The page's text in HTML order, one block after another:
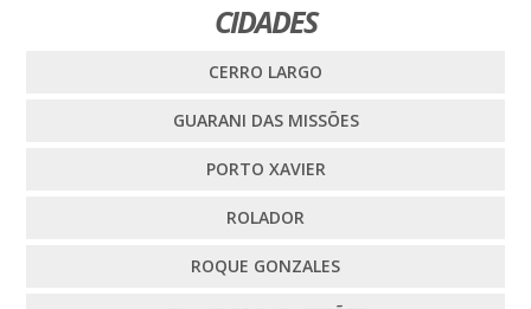
CIDADES
CERRO LARGO
GUARANI DAS MISSÕES
PORTO XAVIER
ROLADOR
ROQUE GONZALES